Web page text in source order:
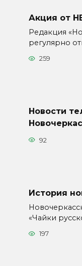
Акция от
Редакция
регулярно
259
Новости
92
История
«Чайки
197